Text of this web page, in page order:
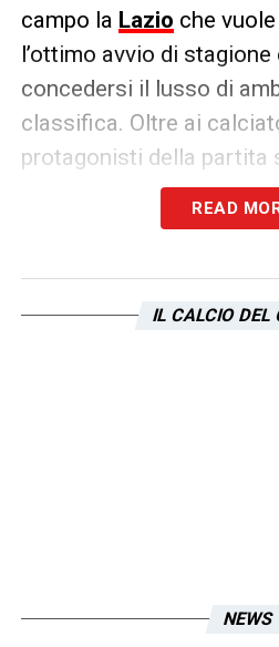
campo la Lazio che
l’ottimo avvio di
concedersi il lusso di
classifica. Oltre ai
protagonisti della partita
tecnici ossia Baroni e
5°volta in carriera e il
vittorie per Italiano, 1
READ
IL CALCIO DEL
NEWS